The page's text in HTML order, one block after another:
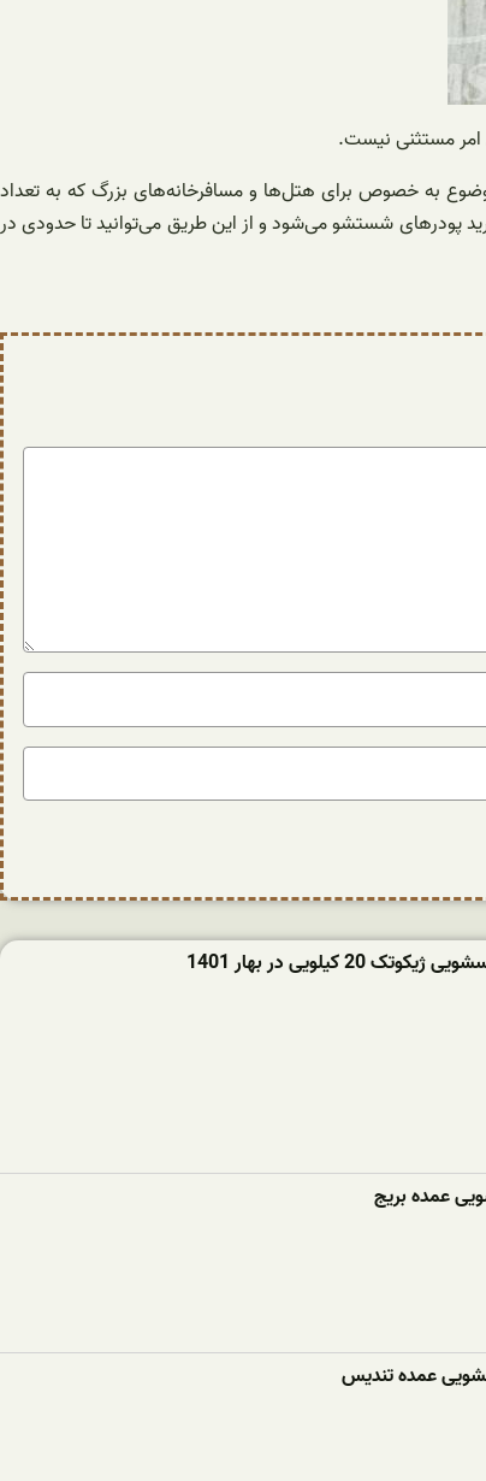
مستثنی نیست.
به خصوص برای هتل‌ها و مسافرخانه‌های بزرگ که به تعداد
پودرهای شستشو می‌شود و از این طریق می‌توانید تا حدودی در
کیلویی در بهار 1401
عمده بریج
عمده تندیس